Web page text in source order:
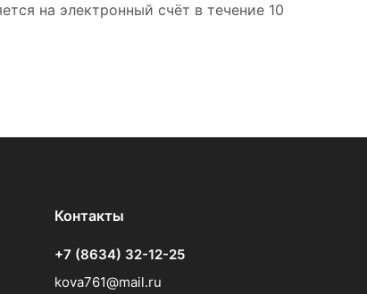
на электронный счёт в течение 10
Контакты
+7 (8634) 32-12-25
kova761@mail.ru